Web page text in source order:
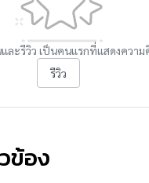
ละรีวิว เป็นคนแรกที่แสดงความ
รีวิว
ข้อง